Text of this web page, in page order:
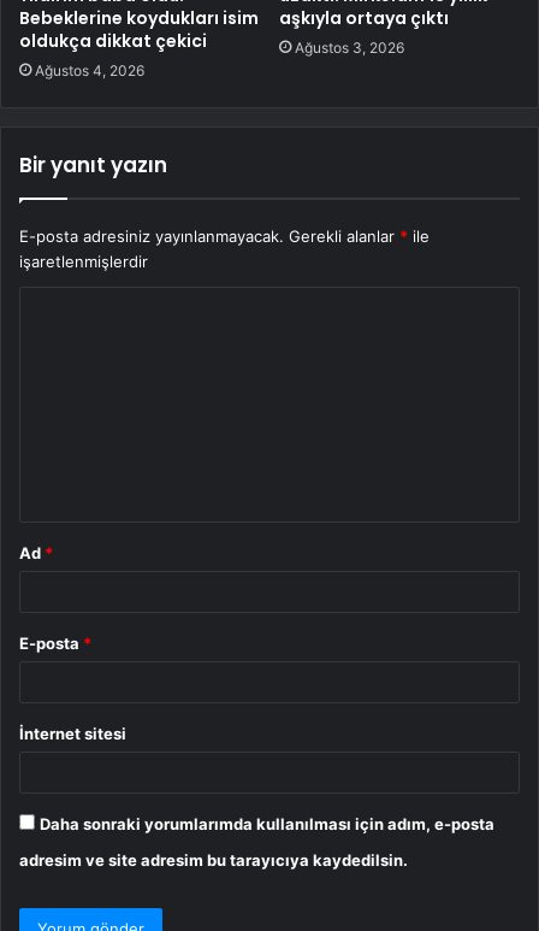
Bebeklerine koydukları isim
oldukça dikkat çekici
Ağustos 4, 2026
aşkıyla ortaya çıktı
Ağustos 3, 2026
Bir yanıt yazın
E-posta adresiniz yayınlanmayacak. Gerekli alanlar * ile
işaretlenmişlerdir
Ad *
E-posta *
İnternet sitesi
Daha sonraki yorumlarımda kullanılması için adım, e-posta
adresim ve site adresim bu tarayıcıya kaydedilsin.